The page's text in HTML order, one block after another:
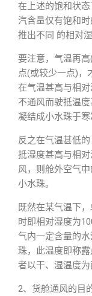
在上述的饱和状
汽含量仅有饱和
推出不同 的相对湿
要注意，气温再
点(或较少一点)，
在气温甚高与相
不通风而驶抵温
凝结成小水珠于寒
反之在气温甚低
抵湿度甚高与相
风，则舱外空气
小水珠。
既然在某气温下
时即相对湿度为
气内一定含量的
珠，此温度即称
者以干、湿温度为
2、货舱通风的目